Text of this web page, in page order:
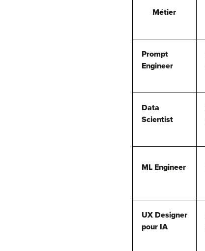
Métier
Prompt
Engineer
Data
Scientist
ML Engineer
UX Designer
pour IA